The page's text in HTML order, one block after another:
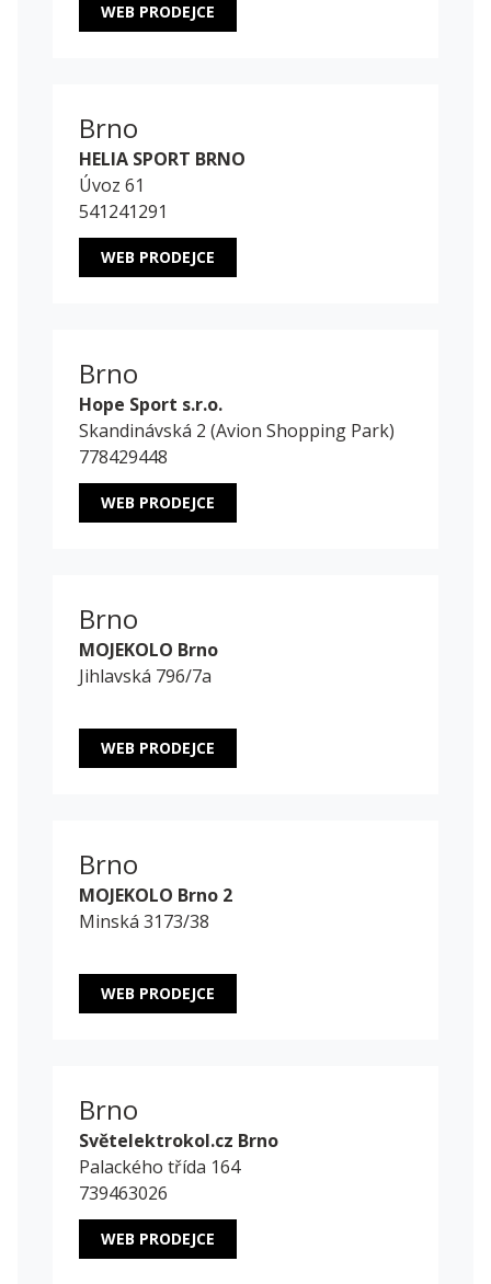
WEB PRODEJCE
Brno
HELIA SPORT BRNO
Úvoz 61
541241291
WEB PRODEJCE
Brno
Hope Sport s.r.o.
Skandinávská 2 (Avion Shopping Park)
778429448
WEB PRODEJCE
Brno
MOJEKOLO Brno
Jihlavská 796/7a
WEB PRODEJCE
Brno
MOJEKOLO Brno 2
Minská 3173/38
WEB PRODEJCE
Brno
Světelektrokol.cz Brno
Palackého třída 164
739463026
WEB PRODEJCE